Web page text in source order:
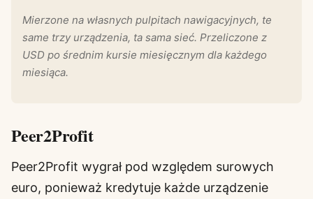
Mierzone na własnych pulpitach nawigacyjnych, te
same trzy urządzenia, ta sama sieć. Przeliczone z
USD po średnim kursie miesięcznym dla każdego
miesiąca.
Peer2Profit
Peer2Profit wygrał pod względem surowych
euro, ponieważ kredytuje każde urządzenie